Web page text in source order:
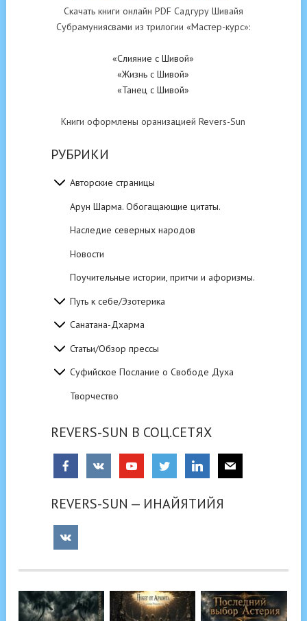
Скачать книги онлайн PDF Садгуру Шивайя
Субрамуниясвами из трилогии «Мастер-курс»:
«Слияние с Шивой»
«Жизнь с Шивой»
«Танец с Шивой»
Книги оформлены оранизацией Revers-Sun
РУБРИКИ
Авторские страницы
Арун Шарма. Обогащающие цитаты.
Наследие северных народов
Новости
Поучительные истории, притчи и афоризмы.
Путь к себе/Эзотерика
Санатана-Дхарма
Статьи/Обзор прессы
Суфийское Послание о Свободе Духа
Творчество
REVERS-SUN В СОЦ.СЕТЯХ
REVERS-SUN — ИНАЙЯТИЙЯ